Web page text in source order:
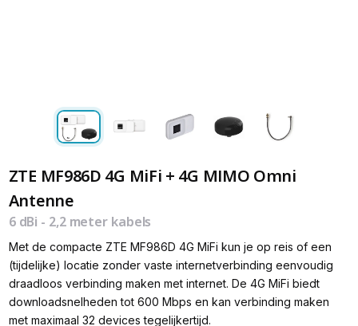
ZTE MF986D 4G MiFi + 4G MIMO Omni
Antenne
6 dBi - 2,2 meter kabels
Met de compacte ZTE MF986D 4G MiFi kun je op reis of een
(tijdelijke) locatie zonder vaste internetverbinding eenvoudig
draadloos verbinding maken met internet. De 4G MiFi biedt
downloadsnelheden tot 600 Mbps en kan verbinding maken
met maximaal 32 devices tegelijkertijd.